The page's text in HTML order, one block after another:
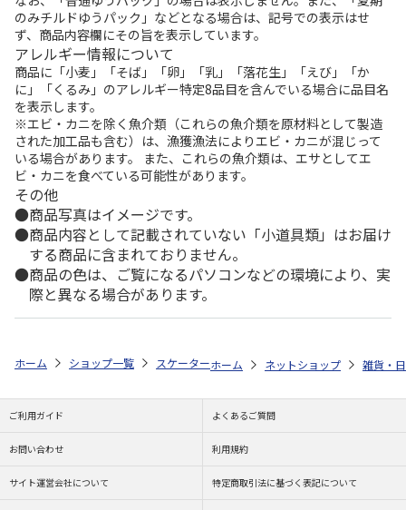
のみチルドゆうパック」などとなる場合は、記号での表示はせ
ず、商品内容欄にその旨を表示しています。
アレルギー情報について
商品に「小麦」「そば」「卵」「乳」「落花生」「えび」「か
に」「くるみ」のアレルギー特定8品目を含んでいる場合に品目名
を表示します。
※エビ・カニを除く魚介類（これらの魚介類を原材料として製造
された加工品も含む）は、漁獲漁法によりエビ・カニが混じって
いる場合があります。 また、これらの魚介類は、エサとしてエ
ビ・カニを食べている可能性があります。
その他
商品写真はイメージです。
商品内容として記載されていない「小道具類」はお届け
する商品に含まれておりません。
商品の色は、ご覧になるパソコンなどの環境により、実
際と異なる場合があります。
ホーム ショップ一覧 スケーター 抗菌ふわっとタイトランチボック
ホーム ネットショップ 雑貨・
ご利用ガイド よくあるご質問
お問い合わせ 利用規約
サイト運営会社について 特定商取引法に基づく表記について